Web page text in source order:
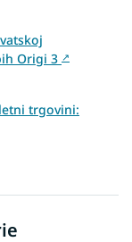
Origi 3 ↗
trgovini: